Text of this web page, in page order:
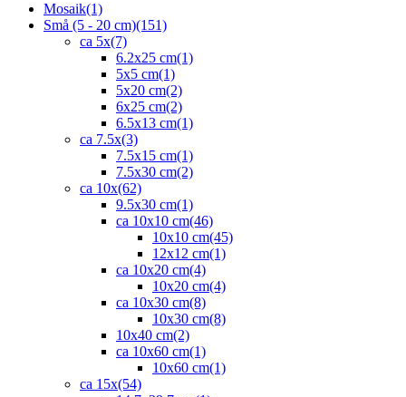
Mosaik(1)
Små (5 - 20 cm)(151)
ca 5x(7)
6.2x25 cm(1)
5x5 cm(1)
5x20 cm(2)
6x25 cm(2)
6.5x13 cm(1)
ca 7.5x(3)
7.5x15 cm(1)
7.5x30 cm(2)
ca 10x(62)
9.5x30 cm(1)
ca 10x10 cm(46)
10x10 cm(45)
12x12 cm(1)
ca 10x20 cm(4)
10x20 cm(4)
ca 10x30 cm(8)
10x30 cm(8)
10x40 cm(2)
ca 10x60 cm(1)
10x60 cm(1)
ca 15x(54)